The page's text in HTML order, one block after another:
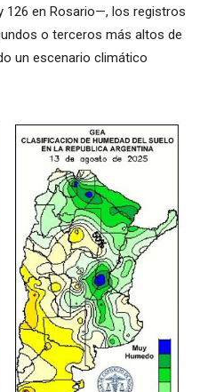
126 en Rosario—, los registros
o terceros más altos de
un escenario climático